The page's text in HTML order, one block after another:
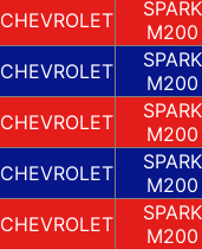
CHEVROLET
SPARK
M200
CHEVROLET
SPARK
M200
CHEVROLET
SPARK
M200
CHEVROLET
SPARK
M200
CHEVROLET
SPARK
M200